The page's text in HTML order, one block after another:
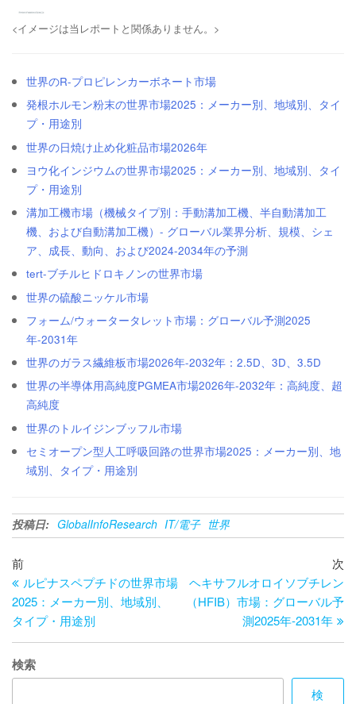
<イメージは当レポートと関係ありません。>
世界のR-プロピレンカーボネート市場
発根ホルモン粉末の世界市場2025：メーカー別、地域別、タイ
プ・用途別
世界の日焼け止め化粧品市場2026年
ヨウ化インジウムの世界市場2025：メーカー別、地域別、タイ
プ・用途別
溝加工機市場（機械タイプ別：手動溝加工機、半自動溝加工
機、および自動溝加工機）- グローバル業界分析、規模、シェ
ア、成長、動向、および2024-2034年の予測
tert-ブチルヒドロキノンの世界市場
世界の硫酸ニッケル市場
フォーム/ウォータータレット市場：グローバル予測2025
年-2031年
世界のガラス繊維板市場2026年-2032年：2.5D、3D、3.5D
世界の半導体用高純度PGMEA市場2026年-2032年：高純度、超
高純度
世界のトルイジンブッフル市場
セミオープン型人工呼吸回路の世界市場2025：メーカー別、地
域別、タイプ・用途別
投稿日: GlobalInfoResearch IT/電子 世界
投
稿
ナ
ビ
ゲ
過
去
の
投
稿
前
ルピナスペプチドの世界市場
2025：メーカー別、地域別、
タイプ・用途別
投
次
ヘキサフルオロイソブチレン
（HFIB）市場：グローバル予
測2025年-2031年
検索
検